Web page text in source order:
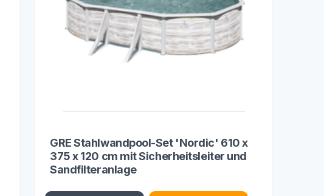
GRE Stahlwandpool-Set 'Nordic' 610 x
375 x 120 cm mit Sicherheitsleiter und
Sandfilteranlage